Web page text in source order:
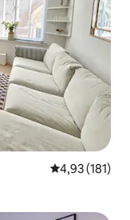
4,93 ud af 5 i
4,93 (181)